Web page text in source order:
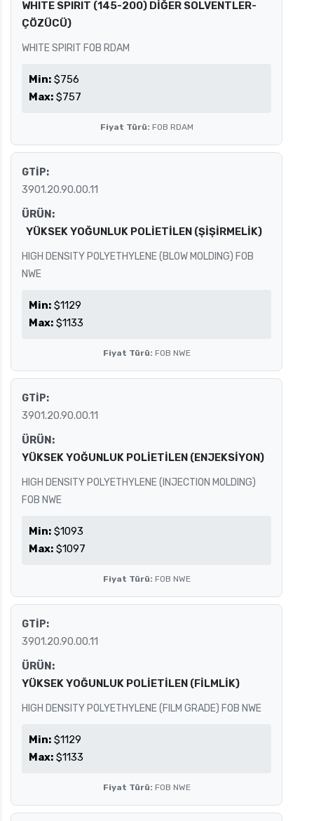
WHITE SPIRIT (145-200) DİĞER SOLVENTLER-
ÇÖZÜCÜ)
WHITE SPIRIT FOB RDAM
Min: $756
Max: $757
Fiyat Türü: FOB RDAM
GTİP:
3901.20.90.00.11
ÜRÜN:
YÜKSEK YOĞUNLUK POLİETİLEN (ŞİŞİRMELİK)
HIGH DENSITY POLYETHYLENE (BLOW MOLDING) FOB
NWE
Min: $1129
Max: $1133
Fiyat Türü: FOB NWE
GTİP:
3901.20.90.00.11
ÜRÜN:
YÜKSEK YOĞUNLUK POLİETİLEN (ENJEKSİYON)
HIGH DENSITY POLYETHYLENE (INJECTION MOLDING)
FOB NWE
Min: $1093
Max: $1097
Fiyat Türü: FOB NWE
GTİP:
3901.20.90.00.11
ÜRÜN:
YÜKSEK YOĞUNLUK POLİETİLEN (FİLMLİK)
HIGH DENSITY POLYETHYLENE (FILM GRADE) FOB NWE
Min: $1129
Max: $1133
Fiyat Türü: FOB NWE